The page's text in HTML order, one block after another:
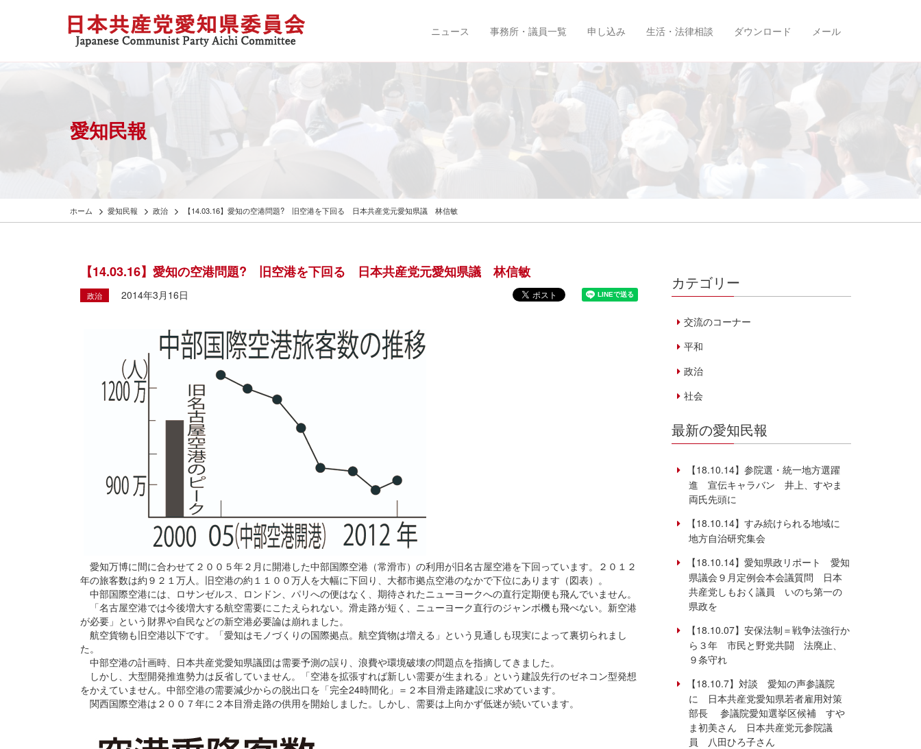
ニュース 事務所・議員一覧 申し込み 生活・法律相談 ダウンロード メール
愛知民報
ホーム 愛知民報 政治 【14.03.16】愛知の空港問題? 旧空港を下回る 日本共産党元愛知県議 林信敏
【14.03.16】愛知の空港問題? 旧空港を下回る 日本共産党元愛知県議 林信敏
政治 2014年3月16日
愛知万博に間に合わせて２００５年２月に開港した中部国際空港（常滑市）の利用が旧名古屋空港を下回っています。２０１２
年の旅客数は約９２１万人。旧空港の約１１００万人を大幅に下回り、大都市拠点空港のなかで下位にあります（図表）。
中部国際空港には、ロサンゼルス、ロンドン、パリへの便はなく、期待されたニューヨークへの直行定期便も飛んでいません。
「名古屋空港では今後増大する航空需要にこたえられない。滑走路が短く、ニューヨーク直行のジャンボ機も飛べない。新空港
が必要」という財界や自民などの新空港必要論は崩れました。
航空貨物も旧空港以下です。「愛知はモノづくりの国際拠点。航空貨物は増える」という見通しも現実によって裏切られまし
た。
中部空港の計画時、日本共産党愛知県議団は需要予測の誤り、浪費や環境破壊の問題点を指摘してきました。
しかし、大型開発推進勢力は反省していません。「空港を拡張すれば新しい需要が生まれる」という建設先行のゼネコン型発想
をかえていません。中部空港の需要減少からの脱出口を「完全24時間化」＝２本目滑走路建設に求めています。
関西国際空港は２００７年に２本目滑走路の供用を開始しました。しかし、需要は上向かず低迷が続いています。
カテゴリー
交流のコーナー
平和
政治
社会
最新の愛知民報
【18.10.14】参院選・統一地方選躍
進 宣伝キャラバン 井上、すやま
両氏先頭に
【18.10.14】すみ続けられる地域に
地方自治研究集会
【18.10.14】愛知県政リポート 愛知
県議会９月定例会本会議質問 日本
共産党しもおく議員 いのち第一の
県政を
【18.10.07】安保法制＝戦争法強行か
ら３年 市民と野党共闘 法廃止、
９条守れ
【18.10.7】対談 愛知の声参議院
に 日本共産党愛知県若者雇用対策
部長 参議院愛知選挙区候補 すや
ま初美さん 日本共産党元参院議
員 八田ひろ子さん